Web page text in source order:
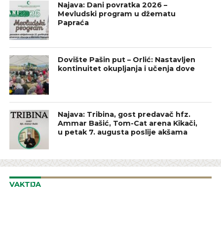
Najava: Dani povratka 2026 –
Mevludski program u džematu
Papraća
Dovište Pašin put – Orlić: Nastavljen
kontinuitet okupljanja i učenja dove
Najava: Tribina, gost predavač hfz.
Ammar Bašić, Tom-Cat arena Kikači,
u petak 7. augusta poslije akšama
VAKTIJA